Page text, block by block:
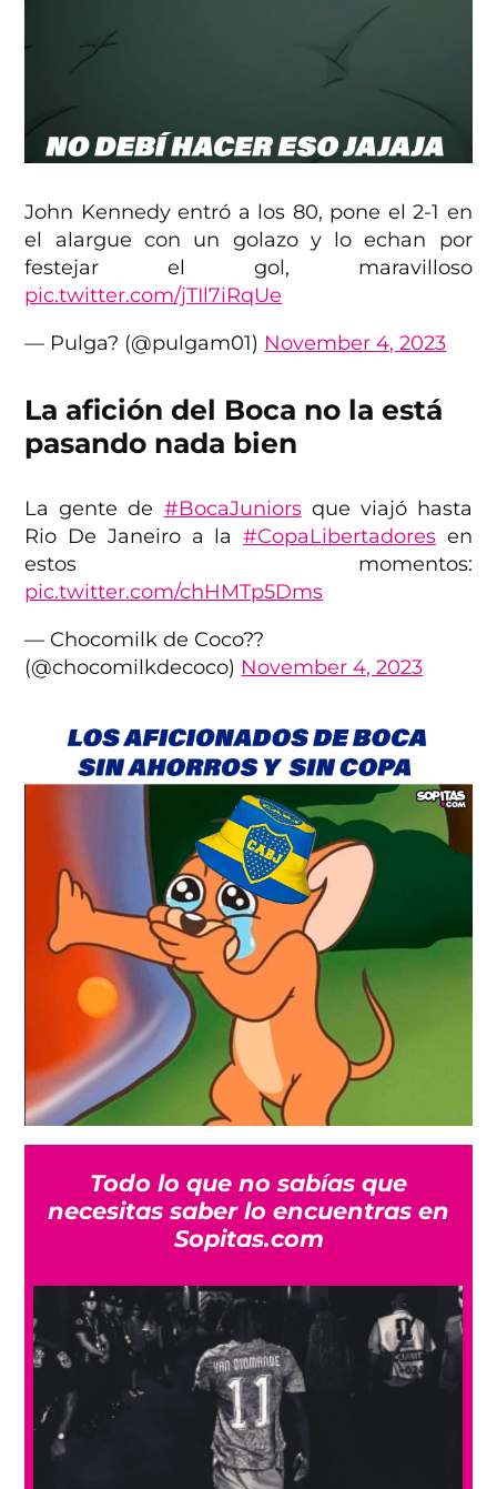
John Kennedy entró a los 80, pone el 2-1 en
el alargue con un golazo y lo echan por
festejar el gol, maravilloso
pic.twitter.com/jTIl7iRqUe
— Pulga? (@pulgam01) November 4, 2023
La afición del Boca no la está
pasando nada bien
La gente de #BocaJuniorsque viajó hasta
Rio De Janeiro a la #CopaLibertadoresen
estos momentos:
pic.twitter.com/chHMTp5Dms
— Chocomilk de Coco??
(@chocomilkdecoco) November 4, 2023
Todo lo que no sabías que
necesitas saber lo encuentras en
Sopitas.com